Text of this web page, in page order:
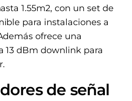
1.55m2, con un set de
para instalaciones a
ofrece una
13 dBm downlink para
de señal